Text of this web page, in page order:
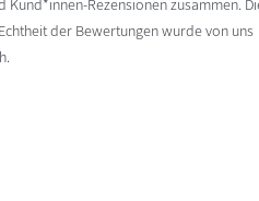
Kund*innen-Rezensionen zusammen.
der Bewertungen wurde von uns